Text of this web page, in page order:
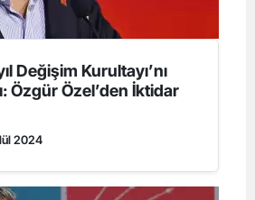
Değişim Kurultayı’nı
Özgür Özel’den İktidar
2024